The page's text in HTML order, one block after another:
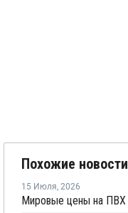
Похожие новости
15 Июля, 2026